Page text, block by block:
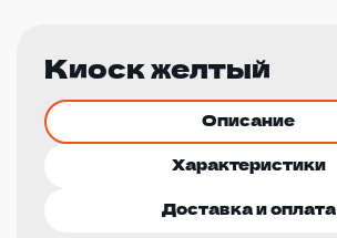
Киоск желтый
Описание
Характеристики
Доставка и оплата